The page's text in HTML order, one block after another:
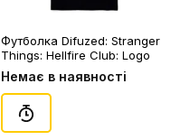
Футболка Difuzed: Stranger
Things: Hellfire Club: Logo
(M), (154917)
Немає в наявності